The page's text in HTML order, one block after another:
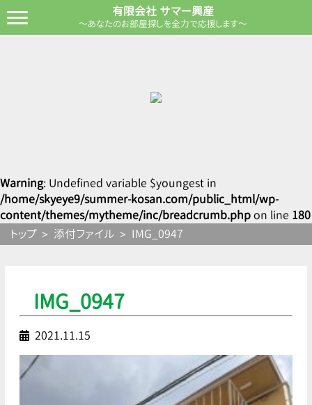
有限会社 サマー興産
～あなたのお部屋探しを全力で応援します～
Warning: Undefined variable $youngest in
/home/skyeye9/summer-kosan.com/public_html/wp-
content/themes/mytheme/inc/breadcrumb.phpon line 180
トップ
添付ファイル IMG_0947
IMG_0947
2021.11.15